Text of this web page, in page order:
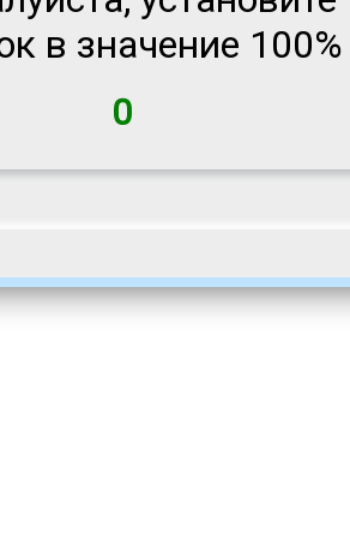
в значение 100%
0